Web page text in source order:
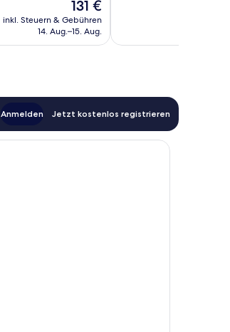
Der
Preis
beträgt
131 €
inkl. Steuern & Gebühren
14. Aug.–15. Aug.
Anmelden Jetzt kostenlos registrieren